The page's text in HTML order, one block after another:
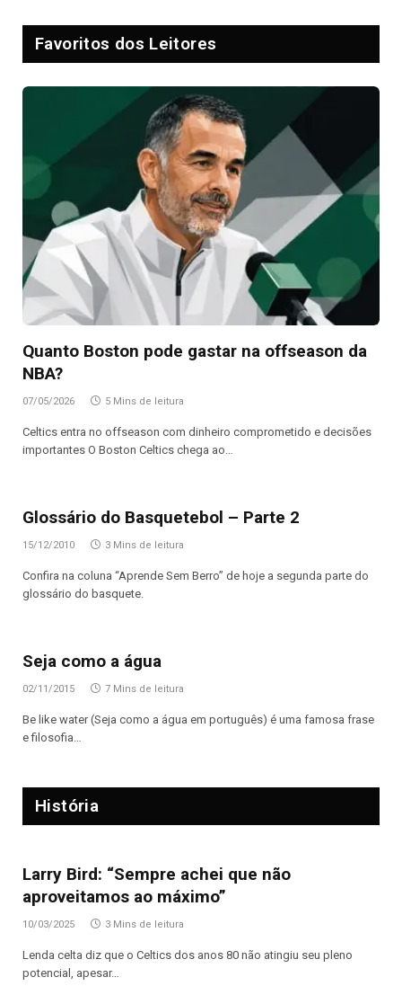
Favoritos dos Leitores
Quanto Boston pode gastar na offseason da
NBA?
07/05/2026 5 Mins de leitura
Celtics entra no offseason com dinheiro comprometido e decisões
importantes O Boston Celtics chega ao…
Glossário do Basquetebol – Parte 2
15/12/2010 3 Mins de leitura
Confira na coluna “Aprende Sem Berro” de hoje a segunda parte do
glossário do basquete.
Seja como a água
02/11/2015 7 Mins de leitura
Be like water (Seja como a água em português) é uma famosa frase
e filosofia…
História
Larry Bird: “Sempre achei que não
aproveitamos ao máximo”
10/03/2025 3 Mins de leitura
Lenda celta diz que o Celtics dos anos 80 não atingiu seu pleno
potencial, apesar…